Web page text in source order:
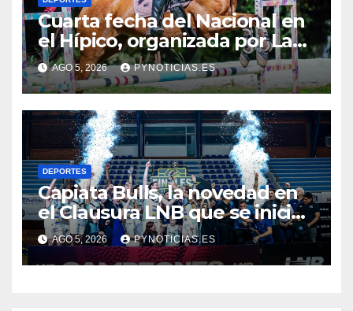
Cuarta fecha del Nacional en
el Hípico, organizada por La
Fortaleza
AGO 5, 2026 PYNOTICIAS.ES
DEPORTES
Capiata Bulls, la novedad en
el Clausura LNB que se inicia
este jueves
AGO 5, 2026 PYNOTICIAS.ES